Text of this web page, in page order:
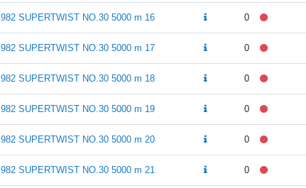
982 SUPERTWIST NO.30 5000 m 16 0
982 SUPERTWIST NO.30 5000 m 17 0
982 SUPERTWIST NO.30 5000 m 18 0
982 SUPERTWIST NO.30 5000 m 19 0
982 SUPERTWIST NO.30 5000 m 20 0
982 SUPERTWIST NO.30 5000 m 21 0